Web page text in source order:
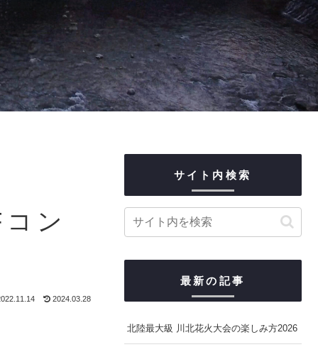
ン
2024.03.28
サイト内検索
最新の記事
北陸最大級 川北花火大会の楽しみ方2026